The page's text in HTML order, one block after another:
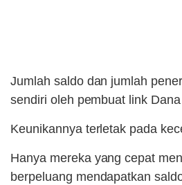
Jumlah saldo dan jumlah
sendiri oleh pembuat link
Keunikannya terletak pada
Hanya mereka yang cepat
berpeluang mendapatkan